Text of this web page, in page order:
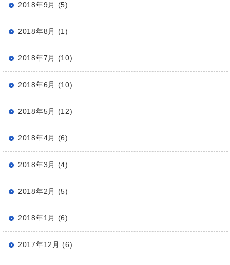
2018年9月 (5)
2018年8月 (1)
2018年7月 (10)
2018年6月 (10)
2018年5月 (12)
2018年4月 (6)
2018年3月 (4)
2018年2月 (5)
2018年1月 (6)
2017年12月 (6)